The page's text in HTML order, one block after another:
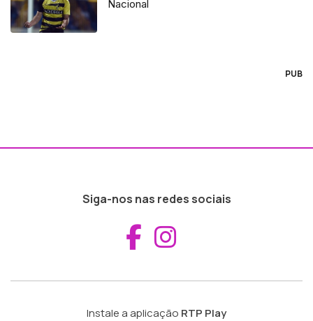
Nacional
PUB
Siga-nos nas redes sociais
Aceder ao
Instale a aplicação RTP Play